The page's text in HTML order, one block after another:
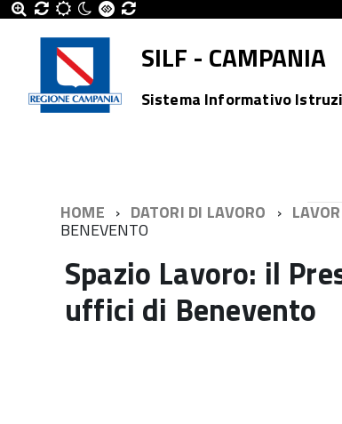
SILF - CAMPANIA
Sistema Informativo
HOME DATORI DI LAVORO
BENEVENTO
Spazio Lavoro: il
uffici di Benevento